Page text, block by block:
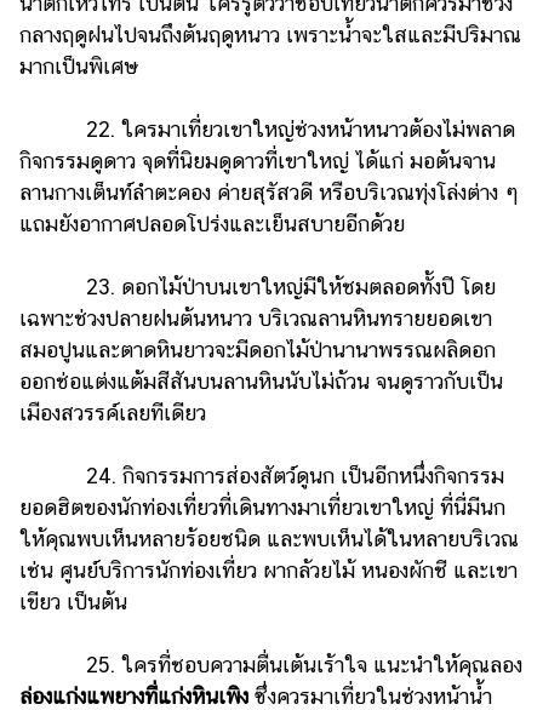
กลางฤดูฝนไปจนถึงต้นฤดูหนาว เพราะน้ำจะใสและมีปริมาณ
มากเป็นพิเศษ
22. ใครมาเที่ยวเขาใหญ่ช่วงหน้าหนาวต้องไม่พลาด
กิจกรรมดูดาว จุดที่นิยมดูดาวที่เขาใหญ่ ได้แก่ มอต้นจาน
ลานกางเต็นท์ลำตะคอง ค่ายสุรัสวดี หรือบริเวณทุ่งโล่งต่าง ๆ
แถมยังอากาศปลอดโปร่งและเย็นสบายอีกด้วย
23. ดอกไม้ป่าบนเขาใหญ่มีให้ชมตลอดทั้งปี โดย
เฉพาะช่วงปลายฝนต้นหนาว บริเวณลานหินทรายยอดเขา
สมอปูนและตาดหินยาวจะมีดอกไม้ป่านานาพรรณผลิดอก
ออกช่อแต่งแต้มสีสันบนลานหินนับไม่ถ้วน จนดูราวกับเป็น
เมืองสวรรค์เลยทีเดียว
24. กิจกรรมการส่องสัตว์ดูนก เป็นอีกหนึ่งกิจกรรม
ยอดฮิตของนักท่องเที่ยวที่เดินทางมาเที่ยวเขาใหญ่ ที่นี่มีนก
ให้คุณพบเห็นหลายร้อยชนิด และพบเห็นได้ในหลายบริเวณ
เช่น ศูนย์บริการนักท่องเที่ยว ผากล้วยไม้ หนองผักชี และเขา
เขียว เป็นต้น
25. ใครที่ชอบความตื่นเต้นเร้าใจ แนะนำให้คุณลอง
ล่องแก่งแพยางที่แก่งหินเพิง ซึ่งควรมาเที่ยวในช่วงหน้าน้ำ